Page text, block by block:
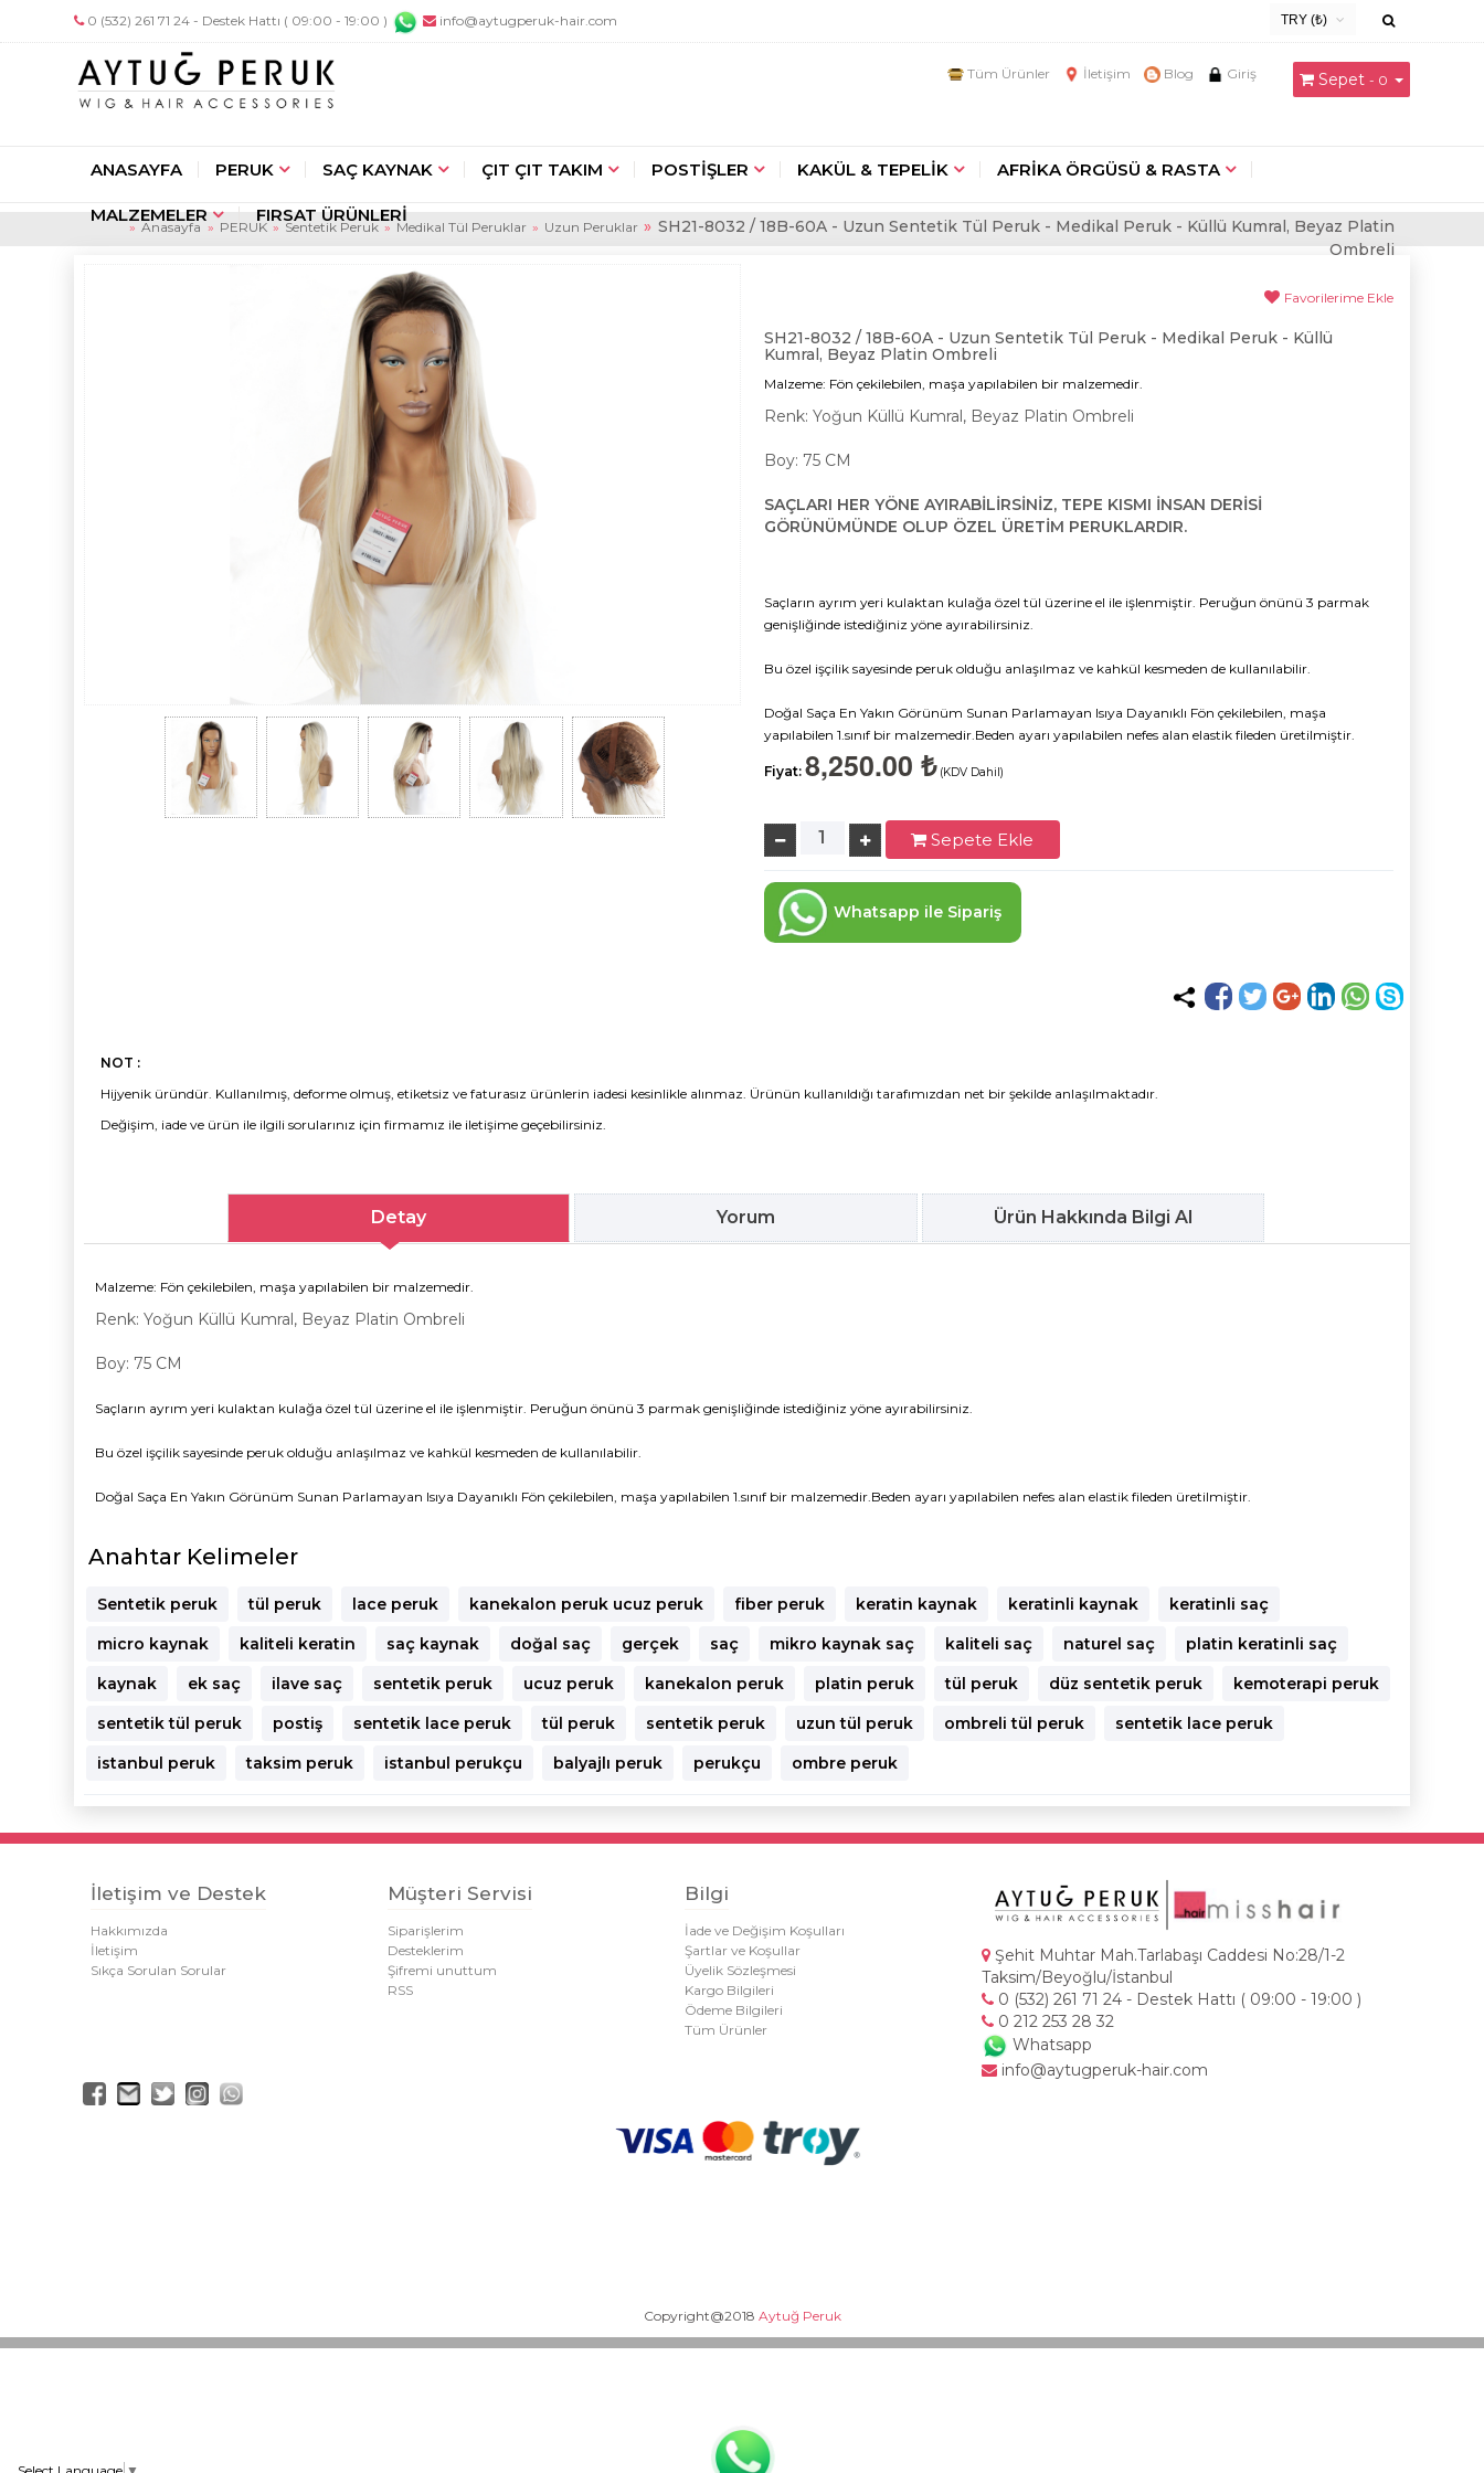
0 (532) 261 71 24 - Destek Hattı ( 09:00 - 19:00 ) info@aytugperuk-hair.com TRY (₺)
EUR (€)Sepet - 0
Tüm Ürünler İletişim Blog Giriş
ANASAYFA PERUK SAÇ KAYNAK ÇIT ÇIT TAKIM POSTİŞLER KAKÜL & TEPELİK AFRİKA ÖRGÜSÜ & RASTA
MALZEMELER FIRSAT ÜRÜNLERİ
Anasayfa PERUK Sentetik Peruk Medikal Tül Peruklar Uzun Peruklar
SH21-​8032 / 18B-60A - Uzun Sentetik Tül Peruk - ​Medikal Peruk - Küllü Kumral, Beyaz Platin
Ombreli
Favorilerime Ekle
SH21-​8032 / 18B-60A - Uzun Sentetik Tül Peruk - ​Medikal Peruk - Küllü
Kumral, Beyaz Platin Ombreli
Malzeme: Fön çekilebilen, maşa yapılabilen bir malzemedir.
Renk: Yoğun Küllü Kumral, Beyaz Platin Ombreli
Boy: 75 CM
SAÇLARI HER YÖNE AYIRABİLİRSİNİZ, TEPE KISMI İNSAN DERİSİ
GÖRÜNÜMÜNDE OLUP ÖZEL ÜRETİM PERUKLARDIR.
Saçların ayrım yeri kulaktan kulağa özel tül üzerine el ile işlenmiştir. Peruğun önünü 3 parmak
genişliğinde istediğiniz yöne ayırabilirsiniz.
Bu özel işçilik sayesinde peruk olduğu anlaşılmaz ve kahkül kesmeden de kullanılabilir.
Doğal Saça En Yakın Görünüm Sunan Parlamayan Isıya Dayanıklı Fön çekilebilen, maşa
yapılabilen 1.sınıf bir malzemedir.Beden ayarı yapılabilen nefes alan elastik fileden üretilmiştir.
Fiyat: 8,250.00 ₺ (KDV Dahil)
Sepete Ekle
Whatsapp ile Sipariş
NOT :
Hijyenik üründür. Kullanılmış, deforme olmuş, etiketsiz ve faturasız ürünlerin iadesi kesinlikle alınmaz. Ürünün kullanıldığı tarafımızdan net bir şekilde anlaşılmaktadır.
Değişim, iade ve ürün ile ilgili sorularınız için firmamız ile iletişime geçebilirsiniz.
Detay Yorum Ürün Hakkında Bilgi Al
Malzeme: Fön çekilebilen, maşa yapılabilen bir malzemedir.
Renk: Yoğun Küllü Kumral, Beyaz Platin Ombreli
Boy: 75 CM
Saçların ayrım yeri kulaktan kulağa özel tül üzerine el ile işlenmiştir. Peruğun önünü 3 parmak genişliğinde istediğiniz yöne ayırabilirsiniz.
Bu özel işçilik sayesinde peruk olduğu anlaşılmaz ve kahkül kesmeden de kullanılabilir.
Doğal Saça En Yakın Görünüm Sunan Parlamayan Isıya Dayanıklı Fön çekilebilen, maşa yapılabilen 1.sınıf bir malzemedir.Beden ayarı yapılabilen nefes alan elastik fileden üretilmiştir.
Anahtar Kelimeler
Sentetik peruk tül peruk lace peruk kanekalon peruk ucuz peruk fiber peruk keratin kaynak keratinli kaynak
keratinli saç
micro kaynak
kaliteli keratin saç kaynak doğal saç gerçek saç mikro kaynak saç kaliteli saç naturel saç
platin keratinli saç
kaynak
ek saç ilave saç sentetik peruk ucuz peruk kanekalon peruk platin peruk tül peruk düz sentetik peruk
kemoterapi peruk
sentetik tül peruk
postiş sentetik lace peruk tül peruk sentetik peruk uzun tül peruk ombreli tül peruk
sentetik lace peruk
istanbul peruk
taksim peruk istanbul perukçu balyajlı peruk perukçu ombre peruk
İletişim ve Destek
Hakkımızda
İletişim
Sıkça Sorulan Sorular
Müşteri Servisi
Siparişlerim
Desteklerim
Şifremi unuttum
RSS
Bilgi
İade ve Değişim Koşulları
Şartlar ve Koşullar
Üyelik Sözleşmesi
Kargo Bilgileri
Ödeme Bilgileri
Tüm Ürünler
Şehit Muhtar Mah.Tarlabaşı Caddesi No:28/1-2
Taksim/Beyoğlu/İstanbul
0 (532) 261 71 24 - Destek Hattı ( 09:00 - 19:00 )
0 212 253 28 32
Whatsapp
info@aytugperuk-hair.com
Copyright@2018 Aytuğ Peruk